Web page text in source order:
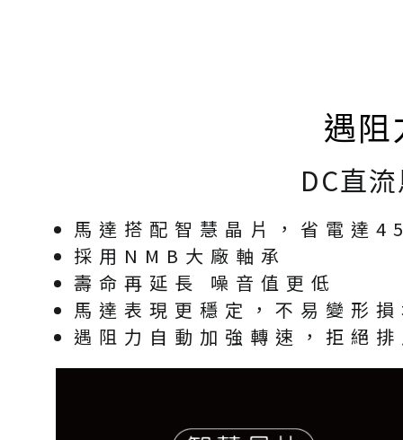
遇
DC直
馬達搭配智慧晶片，省電達
採用NMB大廠軸承
壽命再延長 噪音值更低
馬達表現更穩定，不易變形
遇阻力自動加強轉速，拒絕